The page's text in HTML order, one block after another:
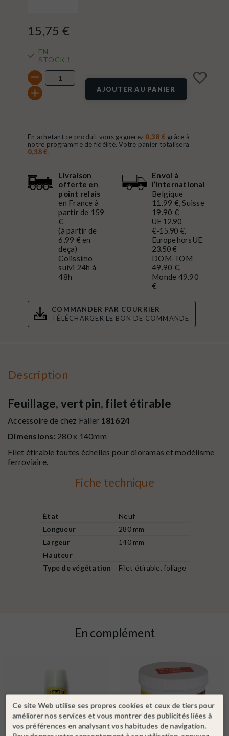
15,75 €
EN
STOCK !
AJOUTER AU PANIER
favorite_border
En achetant ce produit vous gagnerez 0,38 € grâce à
notre programme de fidélité. Votre panier totalisera
0,38 €.
Livraison
offerte en
point relais
en France à
partir de 159
€
(à partir de
6,99 € en
deça)
Colissimo
suivi 24h à
48h
Envoi à
l’international
Belgique
11.99 €, Suisse
19.90 €
UE 12.90
€-15.90 €,
Europe hors UE
23.50 €
DOM-TOM
49.90 €,
Monde 49.90
€
COMMANDER PAR COURRIER
TÉLÉCHARGER LE BON DE COMMANDE
Description
Feuillage, vert pin, filet étirable
Accessoire de chez Faller 181624
Dimensions: 280 x 140mm
Filet étirable toutes échelles pour dioramas et modélisme
ferroviaire.
Fiche technique
État
Neuf
Longueur
280 mm
Largeur
140 mm
Hauteur
Type de végétation
Filet étirable, foliage
En complément
Ce site Web utilise ses propres cookies et ceux de tiers pour
améliorer nos services et vous montrer des publicités liées à
vos préférences en analysant vos habitudes de navigation.